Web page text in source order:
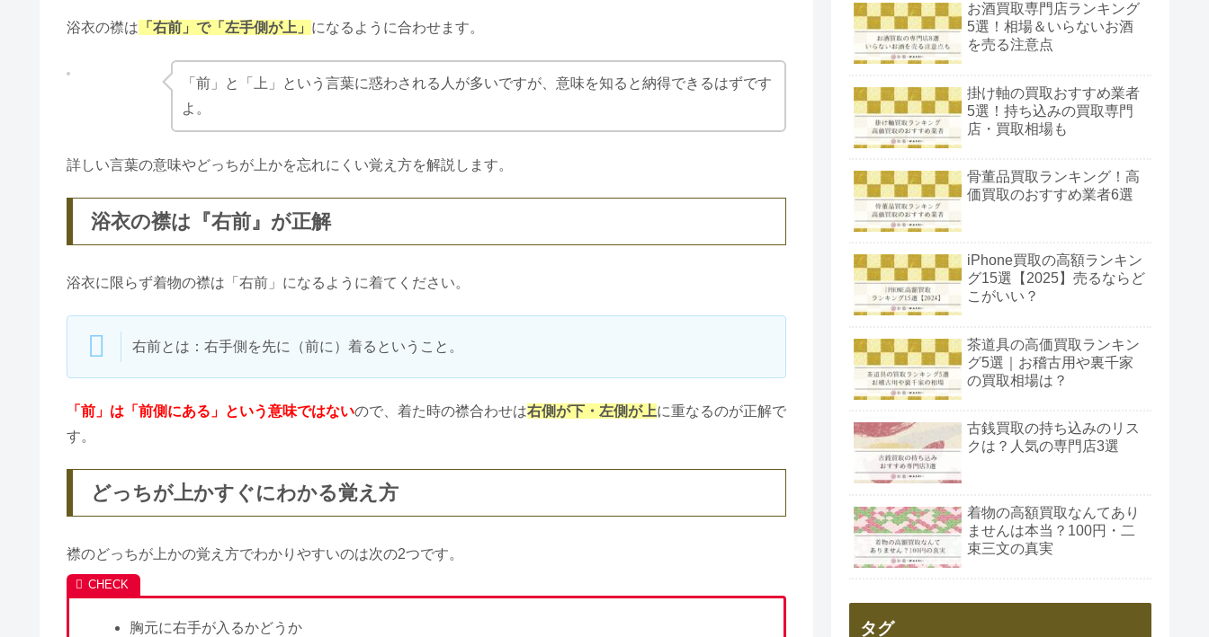
浴衣の襟は 「右前」で「左手側が上」 になるように合わせます。
「前」と「上」という言葉に惑わされる人が多いですが、意味を知ると納得できるはずです
よ。
詳しい言葉の意味やどっちが上かを忘れにくい覚え方を解説します。
浴衣の襟は『右前』が正解
浴衣に限らず着物の襟は「右前」になるように着てください。
右前とは：右手側を先に（前に）着るということ。
「前」は「前側にある」という意味ではないので、着た時の襟合わせは右側が下・左側が上に重なるのが正解で
す。
どっちが上かすぐにわかる覚え方
襟のどっちが上かの覚え方でわかりやすいのは次の2つです。
胸元に右手が入るかどうか
お酒買取専門店ランキング
5選！相場＆いらないお酒
を売る注意点
掛け軸の買取おすすめ業者
5選！持ち込みの買取専門
店・買取相場も
骨董品買取ランキング！高
価買取のおすすめ業者6選
iPhone買取の高額ランキン
グ15選【2025】売るならど
こがいい？
茶道具の高価買取ランキン
グ5選｜お稽古用や裏千家
の買取相場は？
古銭買取の持ち込みのリス
クは？人気の専門店3選
着物の高額買取なんてあり
ませんは本当？100円・二
束三文の真実
タグ